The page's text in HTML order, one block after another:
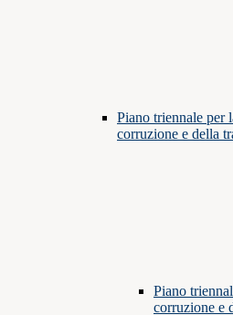
Piano triennale per
corruzione e della
Piano
corruzione e